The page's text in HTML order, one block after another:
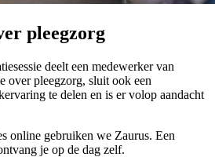
pleegzorg
deelt een medewerker van
over pleegzorg, sluit ook een
te delen en is er volop aandacht
online gebruiken we Zaurus. Een
je op de dag zelf.